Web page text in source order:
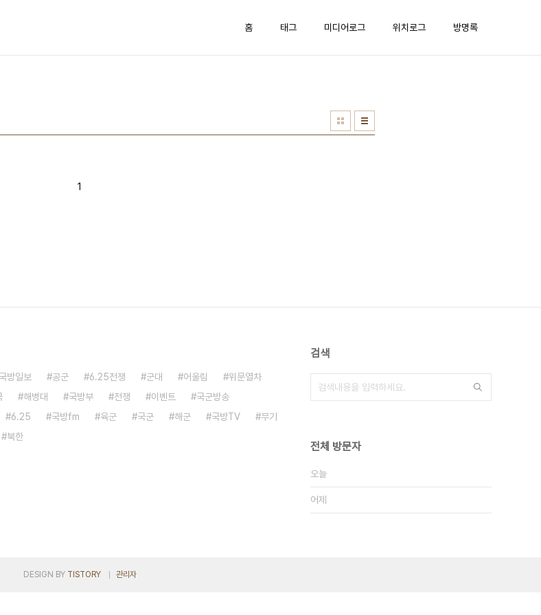
홈 태그 미디어로그 위치로그 방명록
1
국방일보 공군 6.25전쟁 군대 어울림
위문열차
해병대 국방부 전쟁 이벤트
국군방송
6.25 국방fm 육군 국군 해군 국방TV
무기
북한
검색
전체 방문자
오늘
어제
DESIGN BY TISTORY 관리자